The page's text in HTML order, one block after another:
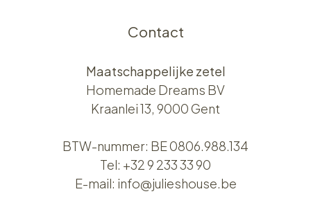
Contact
Maatschappelijke zetel
Homemade Dreams BV
Kraanlei 13, 9000 Gent
BTW-nummer: BE 0806.988.134
Tel: +32 9 233 33 90
E-mail: info@julieshouse.be